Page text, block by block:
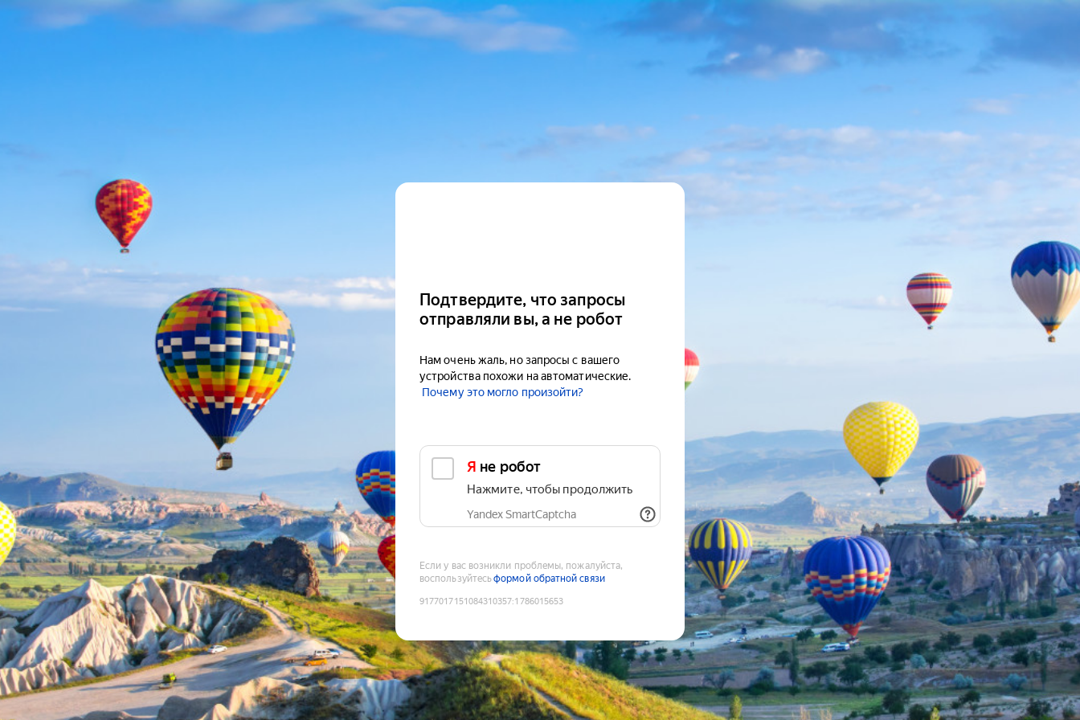
Подтвердите, что запросы
отправляли вы, а не робот
Нам очень жаль, но запросы с вашего
устройства похожи на автоматические.
Почему это могло произойти?
Я не робот
Нажмите, чтобы продолжить
Yandex SmartCaptcha
Если у вас возникли проблемы, пожалуйста,
воспользуйтесьформой обратной связи
9177017151084310357:1786015653